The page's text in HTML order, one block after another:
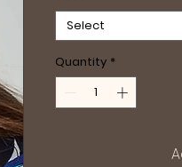
Select
Quantity *